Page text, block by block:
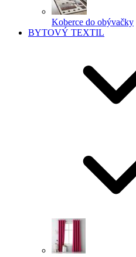
Koberce do obývačky
BYTOVÝ TEXTIL